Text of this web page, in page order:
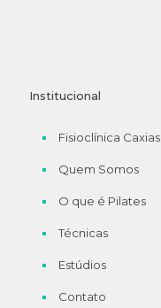
Institucional
Fisioclínica Caxias
Quem Somos
O que é Pilates
Técnicas
Estúdios
Contato